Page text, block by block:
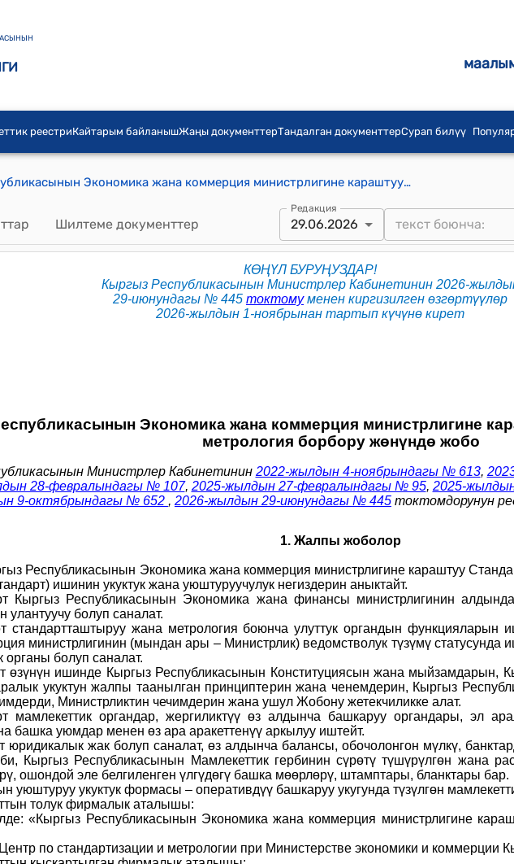
реестриКайтарым байланышЖаңы документтерТандалган документтерСурап билүү
Кыргыз Республикасынын Экономика жана коммерция министрлигине караштуу Стандартташтыруу жана метрология борбору жөнүндө жобо
Шилтеме документтер
Редакция
29.06.2026